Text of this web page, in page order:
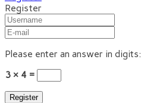
Register
Please enter an answer in digits:
3 × 4 =